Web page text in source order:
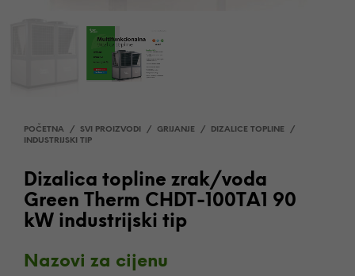
POČETNA / SVI PROIZVODI / GRIJANJE / DIZALICE TOPLINE
/
INDUSTRIJSKI TIP
Dizalica topline zrak/voda
Green Therm CHDT-100TA1 90
kW industrijski tip
Nazovi za cijenu